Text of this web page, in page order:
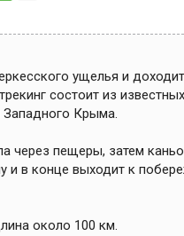
ущелья и
состоит из
Западного Крыма.
через пещеры, затем
и в конце выходит к
около 100 км.